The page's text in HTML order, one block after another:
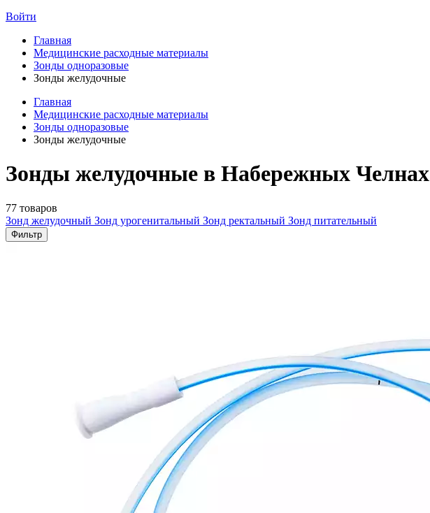
Войти
Главная
Медицинские расходные материалы
Зонды одноразовые
Зонды желудочные
Главная
Медицинские расходные материалы
Зонды одноразовые
Зонды желудочные
Зонды желудочные в Набережных Челнах
77 товаров
Зонд желудочный Зонд урогенитальный Зонд ректальный Зонд питательный
Фильтр